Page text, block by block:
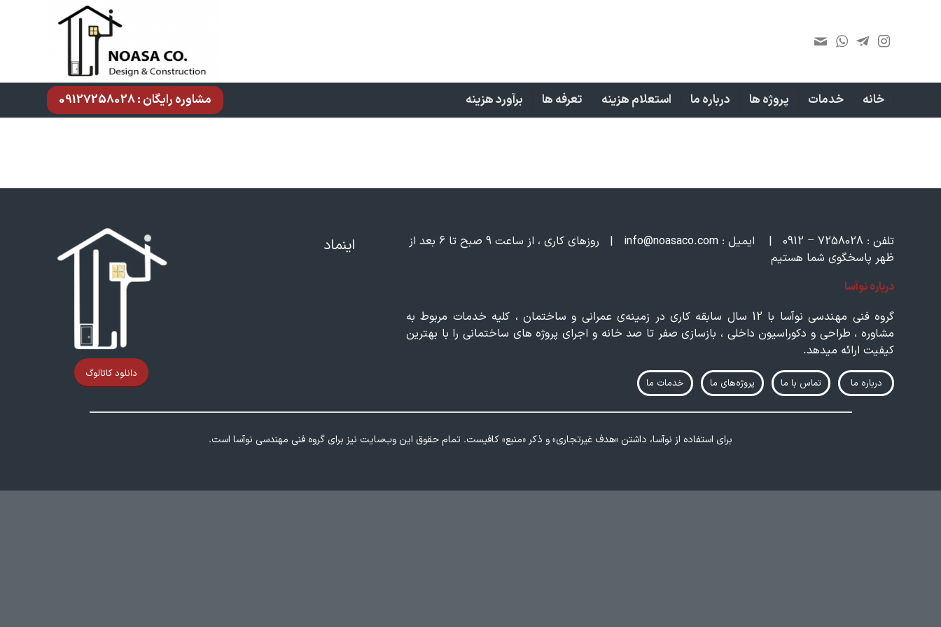
خانه خدمات پروژه ها درباره ما استعلام هزینه تعرفه ها برآورد هزینه مشاوره رایگان : 09127258028
تلفن : 7258028 – 0912
| ایمیل : info@noasaco.com
|
روزهای کاری ، از ساعت 9 صبح تا 6 بعد از
ظهر پاسخگوی شما هستیم
درباره نوآسا
گروه فنی مهندسی نوآسا با 12 سال سابقه کاری در زمینه‌ی عمرانی و ساختمان ، کلیه خدمات مربوط به
مشاوره ، طراحی و دکوراسیون داخلی ، بازسازی صفر تا صد خانه و اجرای پروژه های ساختمانی را با بهترین
کیفیت ارائه میدهد.
درباره ما تماس‌ با ما پروژه‌های ما خدمات ما
اینماد
دانلود کاتالوگ
برای استفاده از نوآسا، داشتن «هدف غیرتجاری» و ذکر «منبع» کافیست. تمام حقوق اين وب‌سايت نیز برای گروه فنی مهندسی نوآسا است.